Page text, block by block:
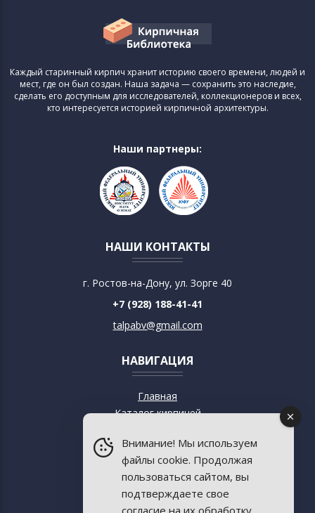
Каждый старинный кирпич хранит историю своего времени, людей и
мест, где он был создан. Наша задача — сохранить это наследие,
сделать его доступным для исследователей, коллекционеров и всех,
кто интересуется историей кирпичной архитектуры.
Наши партнеры:
НАШИ КОНТАКТЫ
г. Ростов-на-Дону, ул. Зорге 40
+7 (928) 188-41-41
talpabv@gmail.com
НАВИГАЦИЯ
Главная
Каталог кирпичей
О музее
Современный дизайн
Старинная архитектура
Пресса о музее
Внимание! Мы используем
файлы cookie. Продолжая
пользоваться сайтом, вы
подтверждаете свое
согласие на их обработку.